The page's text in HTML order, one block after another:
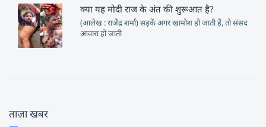
क्या यह मोदी राज के अंत की शुरूआत है?
(आलेख : राजेंद्र शर्मा) सड़कें अगर खामोश हो जाती हैं, तो संसद
आवारा हो जाती
ताज़ा खबर